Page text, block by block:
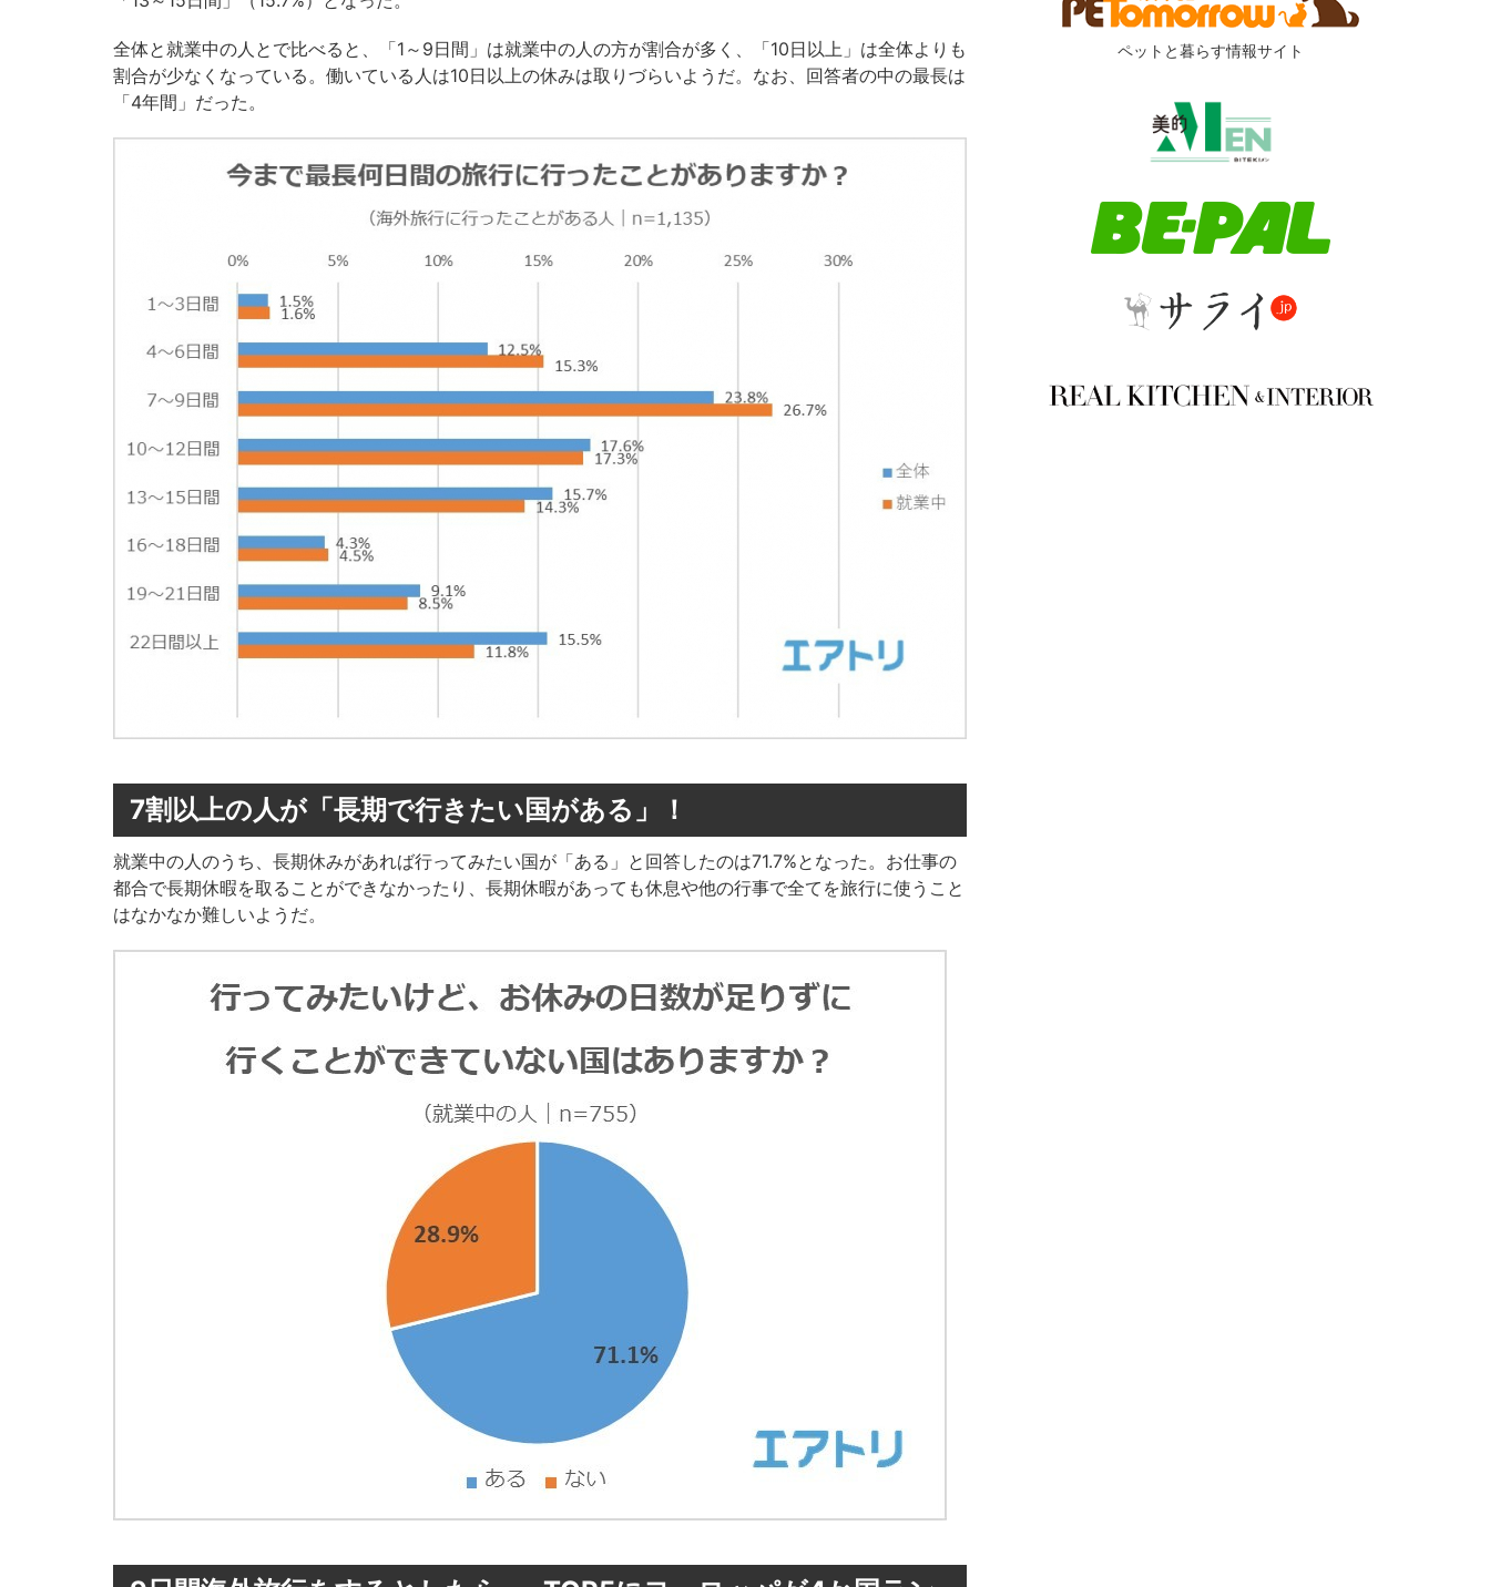
全体と就業中の人とで比べると、「1～9日間」は就業中の人の方が割合が多く、「10日以上」は全体よりも
割合が少なくなっている。働いている人は10日以上の休みは取りづらいようだ。なお、回答者の中の最長は
「4年間」だった。
7割以上の人が「長期で行きたい国がある」！
就業中の人のうち、長期休みがあれば行ってみたい国が「ある」と回答したのは71.7%となった。お仕事の
都合で長期休暇を取ることができなかったり、長期休暇があっても休息や他の行事で全てを旅行に使うこと
はなかなか難しいようだ。
ペットと暮らす情報サイト